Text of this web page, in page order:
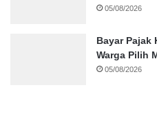
05/08/2026
Bayar Pajak
Warga Pilih
05/08/2026